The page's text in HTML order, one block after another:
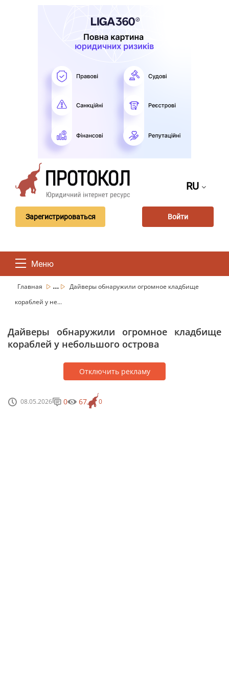
RU
Зарегистрироваться Войти
Меню
Главная ...
Дайверы обнаружили огромное кладбище
кораблей у не...
Дайверы обнаружили огромное кладбище
кораблей у небольшого острова
Отключить рекламу
08.05.2026 0
0 67